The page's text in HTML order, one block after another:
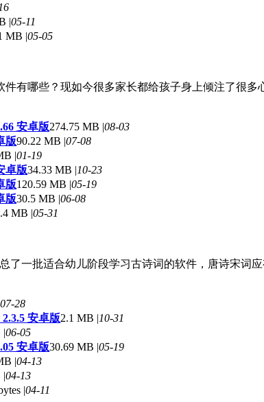
|05-11
MB |05-05
有哪些？现如今很多家长都给孩子身上倾注了很
安卓版274.75 MB |08-03
版90.22 MB |07-08
|01-19
卓版34.33 MB |10-23
版120.59 MB |05-19
版30.5 MB |06-08
MB |05-31
了一批适合幼儿阶段学习古诗词的软件，唐诗宋词
07-28
安卓版2.1 MB |10-31
|06-05
安卓版30.69 MB |05-19
|04-13
|04-13
|04-11